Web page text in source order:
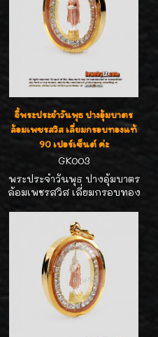
จี้พระประจำวันพุธ ปางอุ้มบาตร
ล้อมเพชรสวิส เลี่ยมกรอบทองแท้
90 เปอร์เซ็นต์ ค่ะ
GK003
พระประจำวันพุธ ปางอุ้มบาตร
ล้อมเพชรสวิส เลี่ยมกรอบทอง
สูง2.5 ซม. ห้อยกับสร้อยขนาด
2 สลึง- 1บาท ได้สวยๆ เหมาะ
เป็นของขวัญของฝากค่ะ